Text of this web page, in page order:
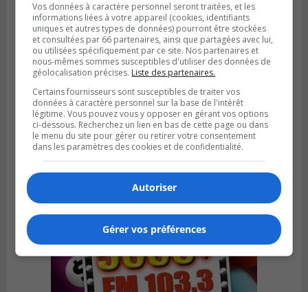
BOUCHERVILLE
Publié le 13 juillet 2026 à 10h43
Boucherville et le CSSP discutent d’une
Planification scolaire
Vos données à caractère personnel seront traitées, et les
informations liées à votre appareil (cookies, identifiants
uniques et autres types de données) pourront être stockées
et consultées par 66 partenaires, ainsi que partagées avec lui,
ou utilisées spécifiquement par ce site. Nos partenaires et
nous-mêmes sommes susceptibles d'utiliser des données de
géolocalisation précises. Liste des partenaires.
Certains fournisseurs sont susceptibles de traiter vos
données à caractère personnel sur la base de l'intérêt
légitime. Vous pouvez vous y opposer en gérant vos options
ci-dessous. Recherchez un lien en bas de cette page ou dans
le menu du site pour gérer ou retirer votre consentement
dans les paramètres des cookies et de confidentialité.
Autoriser
Gérer vos préférences